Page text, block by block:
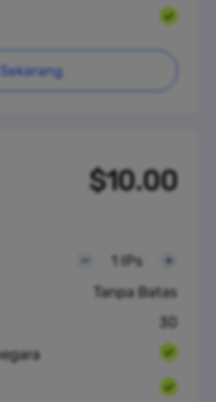
$10.00
1 IPs
Tanpa Batas
30